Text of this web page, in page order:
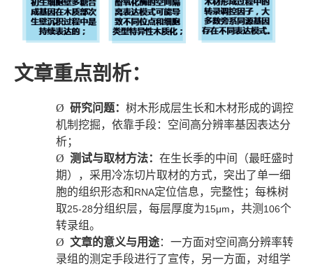
文章重点剖析：
Ø 研究问题： 树木形成层生长和木材形成的调控
机制挖掘，依靠手段：空间高分辨率基因表达分
析；
Ø 测试与取材方法： 在生长季的中间（最旺盛时
期），采用冷冻切片取材的方式，突出了单一细
胞的组织形态和RNA定位信息，完整性；每株树
取25-28分组织层，每层厚度为15μm，共测 106个
转录组。
Ø 文章的意义与用途：一方面对空间高分辨率转
录组的测定手段进行了宣传，另一方面，对组学